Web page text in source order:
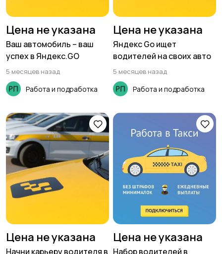
Цена не указана
Ваш автомобиль – ваш
успех в Яндекс.GO
5 месяцев назад
Работа и подработка
Цена не указана
Яндекс Go ищет
водителей на своих авто
5 месяцев назад
Работа и подработка
Цена не указана
Начни карьеру водителя в
Цена не указана
Набор водителей в